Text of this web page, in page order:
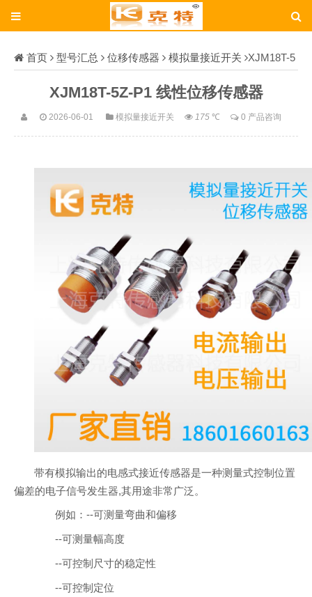
首页 型号汇总 位移传感器 模拟量接近开关 XJM18T-5
XJM18T-5Z-P1 线性位移传感器
2026-06-01 模拟量接近开关 175℃ 0 产品咨询
带有模拟输出的电感式接近传感器是一种测量式控制位置
偏差的电子信号发生器,其用途非常广泛。
例如：--可测量弯曲和偏移
--可测量幅高度
--可控制尺寸的稳定性
--可控制定位